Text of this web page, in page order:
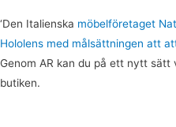
‘Den Italienska möbelföretaget
Hololens med målsättningen att
Genom AR kan du på ett nytt sätt
butiken.